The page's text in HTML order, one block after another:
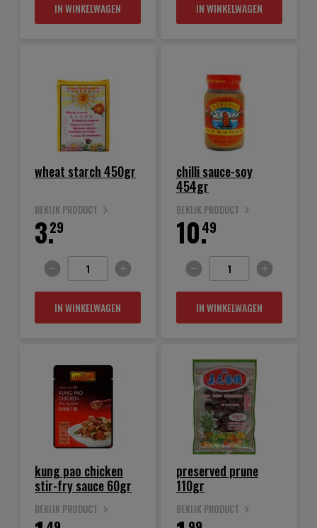
IN WINKELWAGEN IN WINKELWAGEN
wheat starch 450gr
BEKIJK PRODUCT
29
3.
IN WINKELWAGEN
chilli sauce-soy
454gr
BEKIJK PRODUCT
49
10.
IN WINKELWAGEN
kung pao chicken
stir-fry sauce 60gr
BEKIJK PRODUCT
preserved prune
110gr
BEKIJK PRODUCT